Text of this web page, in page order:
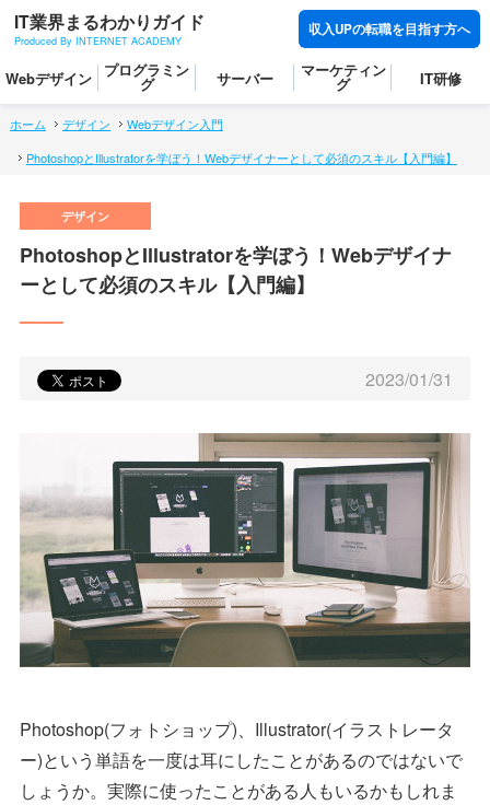
IT業界まるわかりガイド
Produced By INTERNET ACADEMY
収入UPの転職を目指す方へ
Webデザイン プログラミン
グ サーバー マーケティン
グ IT研修
ホーム デザイン
Webデザイン入門
PhotoshopとIllustratorを学ぼう！Webデザイナーとして必須のスキル【入門編】
PhotoshopとIllustratorを学ぼう！Webデザイナ
ーとして必須のスキル【入門編】
2023/01/31
Photoshop(フォトショップ)、Illustrator(イラストレータ
ー)という単語を一度は耳にしたことがあるのではないで
しょうか。実際に使ったことがある人もいるかもしれま